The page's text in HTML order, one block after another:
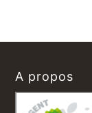
A propos